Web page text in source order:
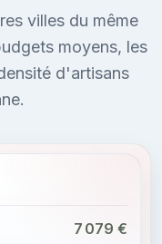
villes du même
moyens, les
d'artisans
7 079 €